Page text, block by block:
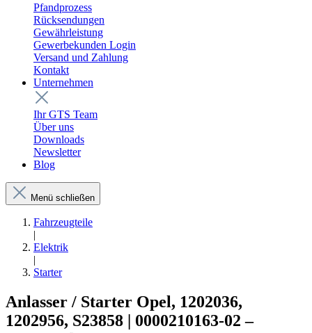
Pfandprozess
Rücksendungen
Gewährleistung
Gewerbekunden Login
Versand und Zahlung
Kontakt
Unternehmen
Ihr GTS Team
Über uns
Downloads
Newsletter
Blog
Menü schließen
Fahrzeugteile
|
Elektrik
|
Starter
Anlasser / Starter Opel, 1202036,
1202956, S23858 | 0000210163-02 –